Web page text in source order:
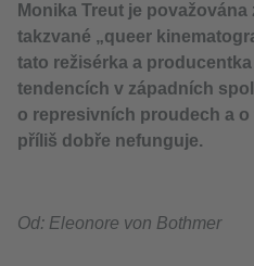
Monika Treut je
takzvané „queer
tato režisérka a
tendencích v západních
o represivních proudech a o
příliš dobře nefunguje.
Od: Eleonore von Bothmer